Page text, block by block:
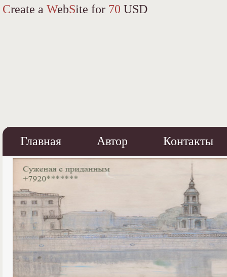
Create a WebSite for 70 USD
Главная Автор Контакты